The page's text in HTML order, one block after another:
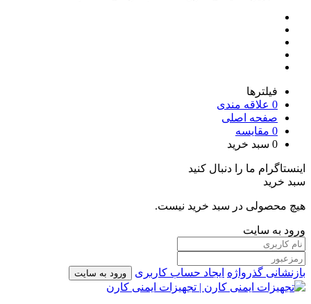
فیلترها
0 علاقه مندی
صفحه اصلی
0 مقایسه
0 سبد خرید
اینستاگرام ما را دنبال کنید
سبد خرید
هیچ محصولی در سبد خرید نیست.
ورود به سایت
بازنشانی گذرواژه ایجاد حساب کاربری ورود به سایت